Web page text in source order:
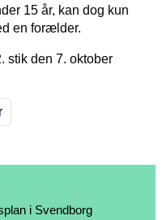
15 år, kan dog kun
en forælder.
stik den 7. oktober
i Svendborg